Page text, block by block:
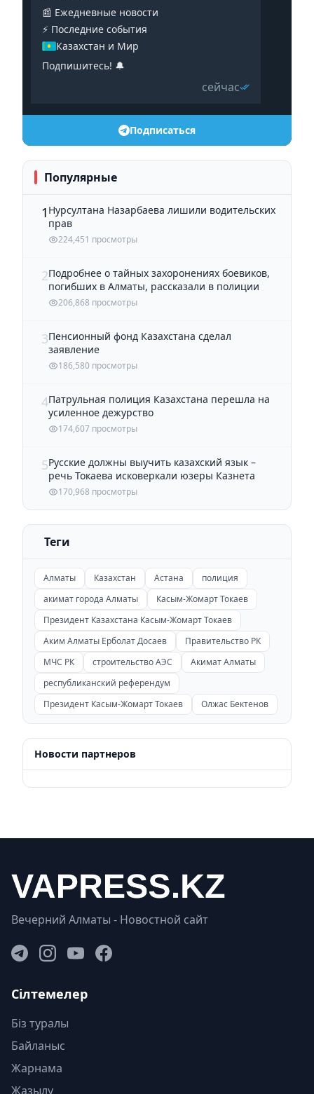
📰 Ежедневные новости
⚡️ Последние события
Казахстан и Мир
Подпишитесь! 🔔
сейчас
Подписаться
Популярные
1 Нурсултана Назарбаева лишили водительских
прав
224,451 просмотры
2Подробнее о тайных захоронениях боевиков,
погибших в Алматы, рассказали в полиции
206,868 просмотры
3Пенсионный фонд Казахстана сделал
заявление
186,580 просмотры
4Патрульная полиция Казахстана перешла на
усиленное дежурство
174,607 просмотры
5Русские должны выучить казахский язык –
речь Токаева исковеркали юзеры Казнета
170,968 просмотры
Теги
Алматы Казахстан Астана
полиция
акимат города Алматы
Касым-Жомарт Токаев
Президент Казахстана Касым-Жомарт Токаев
Аким Алматы Ерболат Досаев
Правительство РК
МЧС РК
строительство АЭС
Акимат Алматы
республиканский референдум
Президент Касым-Жомарт Токаев
Олжас Бектенов
Новости партнеров
Вечерний Алматы - Новостной сайт
Сілтемелер
Біз туралы
Байланыс
Жарнама
Жазылу